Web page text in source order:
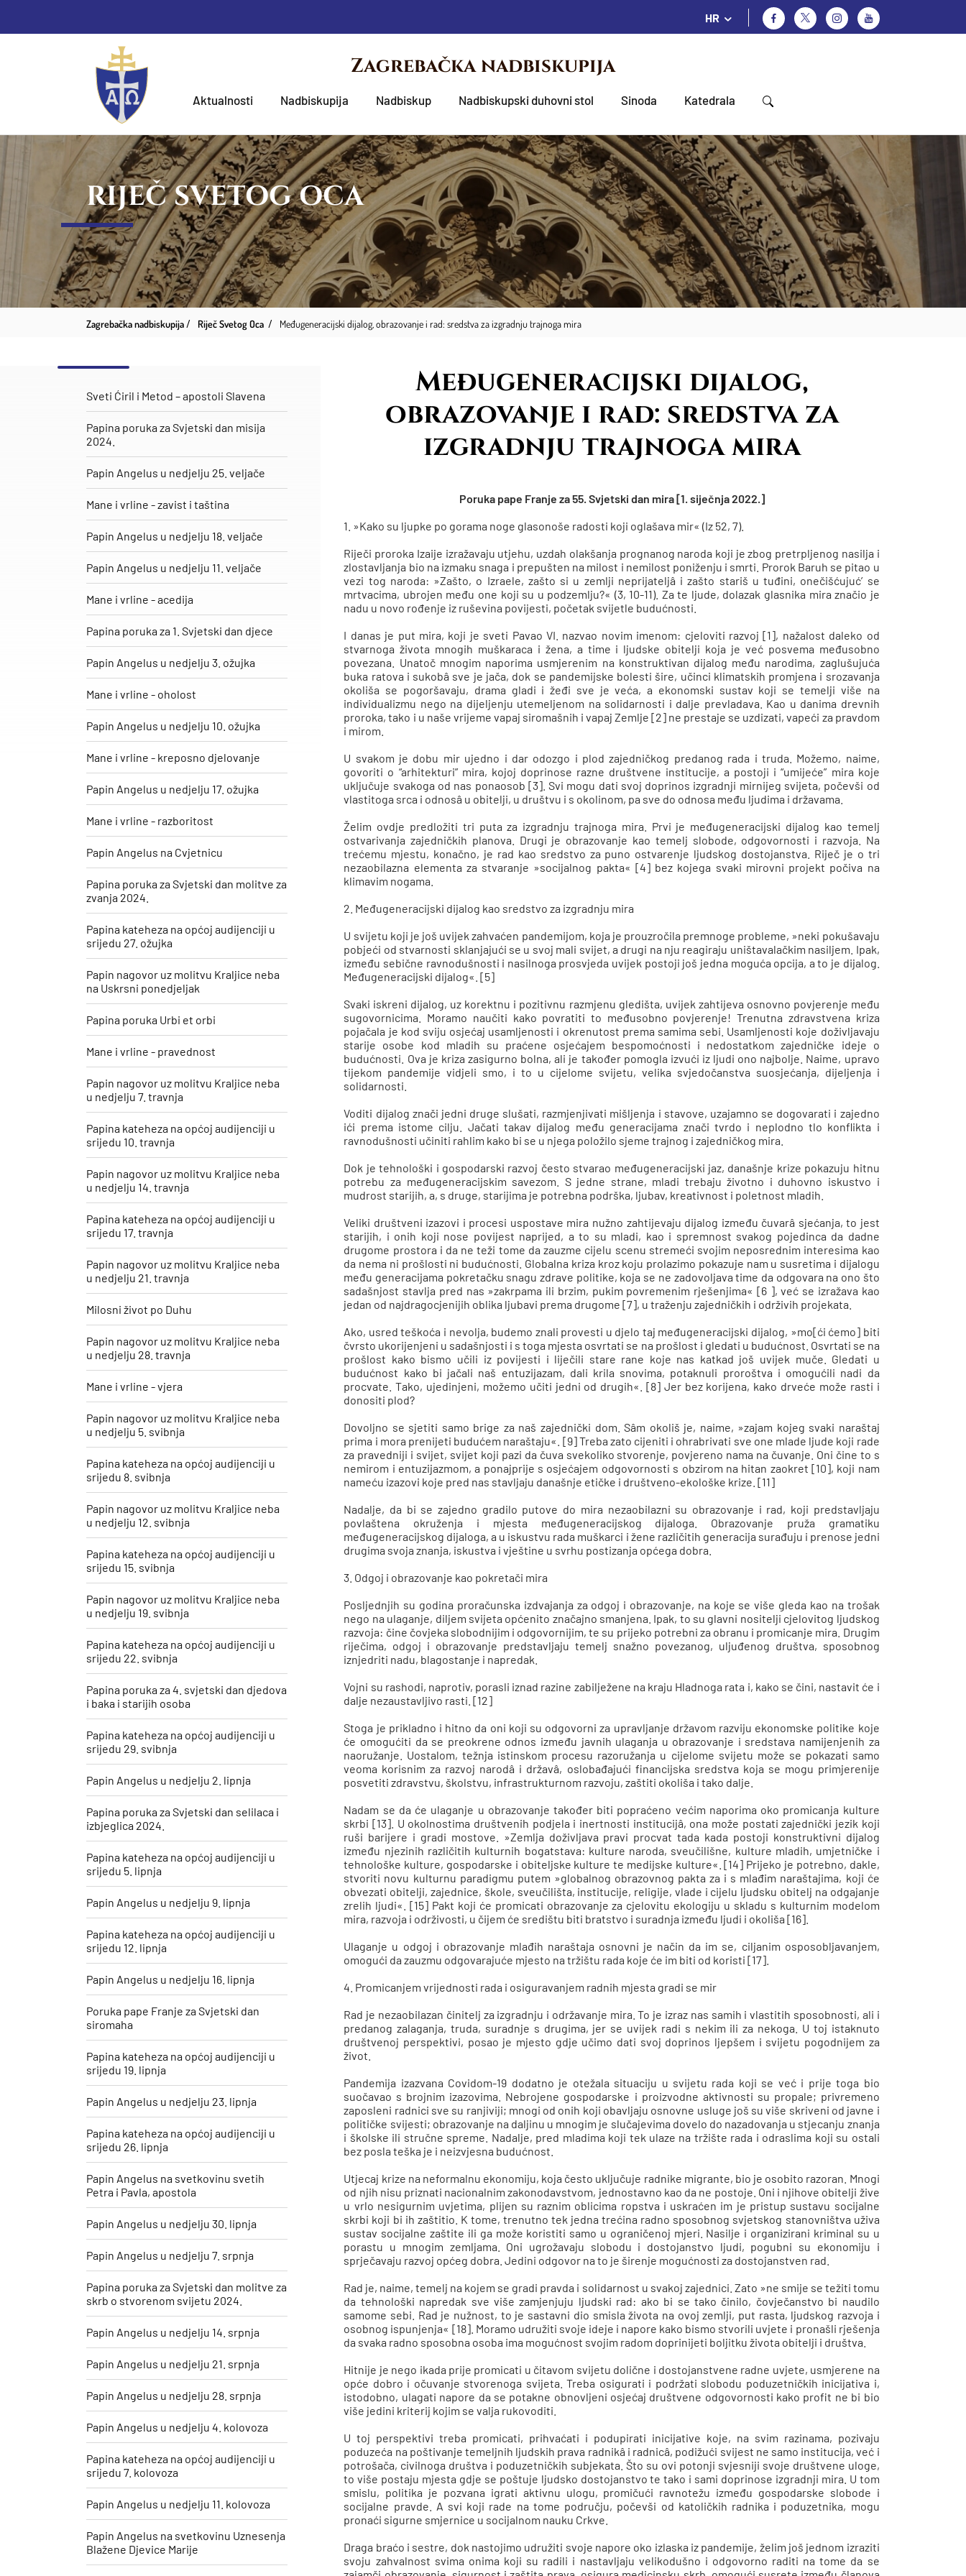
HR
Zagrebačka nadbiskupija
Aktualnosti Nadbiskupija Nadbiskup Nadbiskupski duhovni stol Sinoda Katedrala
RIJEČ SVETOG OCA
Zagrebačka nadbiskupija Riječ Svetog Oca Međugeneracijski dijalog, obrazovanje i rad: sredstva za izgradnju trajnoga mira
Sveti Ćiril i Metod – apostoli Slavena
Papina poruka za Svjetski dan misija
2024.
Papin Angelus u nedjelju 25. veljače
​Mane i vrline - zavist i taština
Papin Angelus u nedjelju 18. veljače
Papin Angelus u nedjelju 11. veljače
Mane i vrline - acedija
Papina poruka za 1. Svjetski dan djece
Papin Angelus u nedjelju 3. ožujka
Mane i vrline - oholost
Papin Angelus u nedjelju 10. ožujka
Mane i vrline - kreposno djelovanje
Papin Angelus u nedjelju 17. ožujka
Mane i vrline - razboritost
Papin Angelus na Cvjetnicu
Papina poruka za Svjetski dan molitve za
zvanja 2024.
Papina kateheza na općoj audijenciji u
srijedu 27. ožujka
Papin nagovor uz molitvu Kraljice neba
na Uskrsni ponedjeljak
Papina poruka Urbi et orbi
Mane i vrline - pravednost
Papin nagovor uz molitvu Kraljice neba
u nedjelju 7. travnja
Papina kateheza na općoj audijenciji u
srijedu 10. travnja
Papin nagovor uz molitvu Kraljice neba
u nedjelju 14. travnja
Papina kateheza na općoj audijenciji u
srijedu 17. travnja
Papin nagovor uz molitvu Kraljice neba
u nedjelju 21. travnja
Milosni život po Duhu
Papin nagovor uz molitvu Kraljice neba
u nedjelju 28. travnja
Mane i vrline - vjera
Papin nagovor uz molitvu Kraljice neba
u nedjelju 5. svibnja
Papina kateheza na općoj audijenciji u
srijedu 8. svibnja
Papin nagovor uz molitvu Kraljice neba
u nedjelju 12. svibnja
Papina kateheza na općoj audijenciji u
srijedu 15. svibnja
Papin nagovor uz molitvu Kraljice neba
u nedjelju 19. svibnja
Papina kateheza na općoj audijenciji u
srijedu 22. svibnja
Papina poruka za 4. svjetski dan djedova
i baka i starijih osoba
Papina kateheza na općoj audijenciji u
srijedu 29. svibnja
Papin Angelus u nedjelju 2. lipnja
Papina poruka za Svjetski dan selilaca i
izbjeglica 2024.
Papina kateheza na općoj audijenciji u
srijedu 5. lipnja
Papin Angelus u nedjelju 9. lipnja
Papina kateheza na općoj audijenciji u
srijedu 12. lipnja
Papin Angelus u nedjelju 16. lipnja
Poruka pape Franje za Svjetski dan
siromaha
Papina kateheza na općoj audijenciji u
srijedu 19. lipnja
Papin Angelus u nedjelju 23. lipnja
Papina kateheza na općoj audijenciji u
srijedu 26. lipnja
Papin Angelus na svetkovinu svetih
Petra i Pavla, apostola
Papin Angelus u nedjelju 30. lipnja
Papin Angelus u nedjelju 7. srpnja
Papina poruka za Svjetski dan molitve za
skrb o stvorenom svijetu 2024.
Papin Angelus u nedjelju 14. srpnja
Papin Angelus u nedjelju 21. srpnja
Papin Angelus u nedjelju 28. srpnja
Papin Angelus u nedjelju 4. kolovoza
Papina kateheza na općoj audijenciji u
srijedu 7. kolovoza
Papin Angelus u nedjelju 11. kolovoza
​Papin Angelus na svetkovinu Uznesenja
Blažene Djevice Marije
Međugeneracijski dijalog,
obrazovanje i rad: sredstva za
izgradnju trajnoga mira
Poruka pape Franje za 55. Svjetski dan mira [1. siječnja 2022.]
1. »Kako su ljupke po gorama noge glasonoše radosti koji oglašava mir« (Iz 52, 7).
Riječi proroka Izaije izražavaju utjehu, uzdah olakšanja prognanog naroda koji je zbog pretrpljenog nasilja i
zlostavljanja bio na izmaku snaga i prepušten na milost i nemilost poniženju i smrti. Prorok Baruh se pitao u
vezi tog naroda: »Zašto, o Izraele, zašto si u zemlji neprijateljâ i zašto stariš u tuđini, onečišćujuć’ se
mrtvacima, ubrojen među one koji su u podzemlju?« (3, 10-11). Za te ljude, dolazak glasnika mira značio je
nadu u novo rođenje iz ruševina povijesti, početak svijetle budućnosti.
I danas je put mira, koji je sveti Pavao VI. nazvao novim imenom: cjeloviti razvoj [1], nažalost daleko od
stvarnoga života mnogih muškaraca i žena, a time i ljudske obitelji koja je već posvema međusobno
povezana. Unatoč mnogim naporima usmjerenim na konstruktivan dijalog među narodima, zaglušujuća
buka ratova i sukobâ sve je jača, dok se pandemijske bolesti šire, učinci klimatskih promjena i srozavanja
okoliša se pogoršavaju, drama gladi i žeđi sve je veća, a ekonomski sustav koji se temelji više na
individualizmu nego na dijeljenju utemeljenom na solidarnosti i dalje prevladava. Kao u danima drevnih
proroka, tako i u naše vrijeme vapaj siromašnih i vapaj Zemlje [2] ne prestaje se uzdizati, vapeći za pravdom
i mirom.
U svakom je dobu mir ujedno i dar odozgo i plod zajedničkog predanog rada i truda. Možemo, naime,
govoriti o “arhitekturi” mira, kojoj doprinose razne društvene institucije, a postoji i “umijeće” mira koje
uključuje svakoga od nas ponaosob [3]. Svi mogu dati svoj doprinos izgradnji mirnijeg svijeta, počevši od
vlastitoga srca i odnosâ u obitelji, u društvu i s okolinom, pa sve do odnosa među ljudima i državama.
Želim ovdje predložiti tri puta za izgradnju trajnoga mira. Prvi je međugeneracijski dijalog kao temelj
ostvarivanja zajedničkih planova. Drugi je obrazovanje kao temelj slobode, odgovornosti i razvoja. Na
trećemu mjestu, konačno, je rad kao sredstvo za puno ostvarenje ljudskog dostojanstva. Riječ je o tri
nezaobilazna elementa za stvaranje »socijalnog pakta« [4] bez kojega svaki mirovni projekt počiva na
klimavim nogama.
2. Međugeneracijski dijalog kao sredstvo za izgradnju mira
U svijetu koji je još uvijek zahvaćen pandemijom, koja je prouzročila premnoge probleme, »neki pokušavaju
pobjeći od stvarnosti sklanjajući se u svoj mali svijet, a drugi na nju reagiraju uništavalačkim nasiljem. Ipak,
između sebične ravnodušnosti i nasilnoga prosvjeda uvijek postoji još jedna moguća opcija, a to je dijalog.
Međugeneracijski dijalog«. [5]
Svaki iskreni dijalog, uz korektnu i pozitivnu razmjenu gledišta, uvijek zahtijeva osnovno povjerenje među
sugovornicima. Moramo naučiti kako povratiti to međusobno povjerenje! Trenutna zdravstvena kriza
pojačala je kod sviju osjećaj usamljenosti i okrenutost prema samima sebi. Usamljenosti koje doživljavaju
starije osobe kod mladih su praćene osjećajem bespomoćnosti i nedostatkom zajedničke ideje o
budućnosti. Ova je kriza zasigurno bolna, ali je također pomogla izvući iz ljudi ono najbolje. Naime, upravo
tijekom pandemije vidjeli smo, i to u cijelome svijetu, velika svjedočanstva suosjećanja, dijeljenja i
solidarnosti.
Voditi dijalog znači jedni druge slušati, razmjenjivati mišljenja i stavove, uzajamno se dogovarati i zajedno
ići prema istome cilju. Jačati takav dijalog među generacijama znači tvrdo i neplodno tlo konflikta i
ravnodušnosti učiniti rahlim kako bi se u njega položilo sjeme trajnog i zajedničkog mira.
Dok je tehnološki i gospodarski razvoj često stvarao međugeneracijski jaz, današnje krize pokazuju hitnu
potrebu za međugeneracijskim savezom. S jedne strane, mladi trebaju životno i duhovno iskustvo i
mudrost starijih, a, s druge, starijima je potrebna podrška, ljubav, kreativnost i poletnost mladih.
Veliki društveni izazovi i procesi uspostave mira nužno zahtijevaju dijalog između čuvarâ sjećanja, to jest
starijih, i onih koji nose povijest naprijed, a to su mladi, kao i spremnost svakog pojedinca da dadne
drugome prostora i da ne teži tome da zauzme cijelu scenu stremeći svojim neposrednim interesima kao
da nema ni prošlosti ni budućnosti. Globalna kriza kroz koju prolazimo pokazuje nam u susretima i dijalogu
među generacijama pokretačku snagu zdrave politike, koja se ne zadovoljava time da odgovara na ono što
sadašnjost stavlja pred nas »zakrpama ili brzim, pukim povremenim rješenjima« [6 ], već se izražava kao
jedan od najdragocjenijih oblika ljubavi prema drugome [7], u traženju zajedničkih i održivih projekata.
Ako, usred teškoća i nevolja, budemo znali provesti u djelo taj međugeneracijski dijalog, »mo[ći ćemo] biti
čvrsto ukorijenjeni u sadašnjosti i s toga mjesta osvrtati se na prošlost i gledati u budućnost. Osvrtati se na
prošlost kako bismo učili iz povijesti i liječili stare rane koje nas katkad još uvijek muče. Gledati u
budućnost kako bi jačali naš entuzijazam, dali krila snovima, potaknuli proroštva i omogućili nadi da
procvate. Tako, ujedinjeni, možemo učiti jedni od drugih«. [8] Jer bez korijena, kako drveće može rasti i
donositi plod?
Dovoljno se sjetiti samo brige za naš zajednički dom. Sâm okoliš je, naime, »zajam kojeg svaki naraštaj
prima i mora prenijeti budućem naraštaju«. [9] Treba zato cijeniti i ohrabrivati sve one mlade ljude koji rade
za pravedniji i svijet, svijet koji pazi da čuva svekoliko stvorenje, povjereno nama na čuvanje. Oni čine to s
nemirom i entuzijazmom, a ponajprije s osjećajem odgovornosti s obzirom na hitan zaokret [10], koji nam
nameću izazovi koje pred nas stavljaju današnje etičke i društveno-ekološke krize. [11]
Nadalje, da bi se zajedno gradilo putove do mira nezaobilazni su obrazovanje i rad, koji predstavljaju
povlaštena okruženja i mjesta međugeneracijskog dijaloga. Obrazovanje pruža gramatiku
međugeneracijskog dijaloga, a u iskustvu rada muškarci i žene različitih generacija surađuju i prenose jedni
drugima svoja znanja, iskustva i vještine u svrhu postizanja općega dobra.
3. Odgoj i obrazovanje kao pokretači mira
Posljednjih su godina proračunska izdvajanja za odgoj i obrazovanje, na koje se više gleda kao na trošak
nego na ulaganje, diljem svijeta općenito značajno smanjena. Ipak, to su glavni nositelji cjelovitog ljudskog
razvoja: čine čovjeka slobodnijim i odgovornijim, te su prijeko potrebni za obranu i promicanje mira. Drugim
riječima, odgoj i obrazovanje predstavljaju temelj snažno povezanog, uljuđenog društva, sposobnog
iznjedriti nadu, blagostanje i napredak.
Vojni su rashodi, naprotiv, porasli iznad razine zabilježene na kraju Hladnoga rata i, kako se čini, nastavit će i
dalje nezaustavljivo rasti. [12]
Stoga je prikladno i hitno da oni koji su odgovorni za upravljanje državom razviju ekonomske politike koje
će omogućiti da se preokrene odnos između javnih ulaganja u obrazovanje i sredstava namijenjenih za
naoružanje. Uostalom, težnja istinskom procesu razoružanja u cijelome svijetu može se pokazati samo
veoma korisnim za razvoj narodâ i državâ, oslobađajući financijska sredstva koja se mogu primjerenije
posvetiti zdravstvu, školstvu, infrastrukturnom razvoju, zaštiti okoliša i tako dalje.
Nadam se da će ulaganje u obrazovanje također biti popraćeno većim naporima oko promicanja kulture
skrbi [13]. U okolnostima društvenih podjela i inertnosti institucijâ, ona može postati zajednički jezik koji
ruši barijere i gradi mostove. »Zemlja doživljava pravi procvat tada kada postoji konstruktivni dijalog
između njezinih različitih kulturnih bogatstava: kulture naroda, sveučilišne, kulture mladih, umjetničke i
tehnološke kulture, gospodarske i obiteljske kulture te medijske kulture«. [14] Prijeko je potrebno, dakle,
stvoriti novu kulturnu paradigmu putem »globalnog obrazovnog pakta za i s mlađim naraštajima, koji će
obvezati obitelji, zajednice, škole, sveučilišta, institucije, religije, vlade i cijelu ljudsku obitelj na odgajanje
zrelih ljudi«. [15] Pakt koji će promicati obrazovanje za cjelovitu ekologiju u skladu s kulturnim modelom
mira, razvoja i održivosti, u čijem će središtu biti bratstvo i suradnja između ljudi i okoliša [16].
Ulaganje u odgoj i obrazovanje mlađih naraštaja osnovni je način da im se, ciljanim osposobljavanjem,
omogući da zauzmu odgovarajuće mjesto na tržištu rada koje će im biti od koristi [17].
4. Promicanjem vrijednosti rada i osiguravanjem radnih mjesta gradi se mir
Rad je nezaobilazan činitelj za izgradnju i održavanje mira. To je izraz nas samih i vlastitih sposobnosti, ali i
predanog zalaganja, truda, suradnje s drugima, jer se uvijek radi s nekim ili za nekoga. U toj istaknuto
društvenoj perspektivi, posao je mjesto gdje učimo dati svoj doprinos ljepšem i svijetu pogodnijem za
život.
Pandemija izazvana Covidom-19 dodatno je otežala situaciju u svijetu rada koji se već i prije toga bio
suočavao s brojnim izazovima. Nebrojene gospodarske i proizvodne aktivnosti su propale; privremeno
zaposleni radnici sve su ranjiviji; mnogi od onih koji obavljaju osnovne usluge još su više skriveni od javne i
političke svijesti; obrazovanje na daljinu u mnogim je slučajevima dovelo do nazadovanja u stjecanju znanja
i školske ili stručne spreme. Nadalje, pred mladima koji tek ulaze na tržište rada i odraslima koji su ostali
bez posla teška je i neizvjesna budućnost.
Utjecaj krize na neformalnu ekonomiju, koja često uključuje radnike migrante, bio je osobito razoran. Mnogi
od njih nisu priznati nacionalnim zakonodavstvom, jednostavno kao da ne postoje. Oni i njihove obitelji žive
u vrlo nesigurnim uvjetima, plijen su raznim oblicima ropstva i uskraćen im je pristup sustavu socijalne
skrbi koji bi ih zaštitio. K tome, trenutno tek jedna trećina radno sposobnog svjetskog stanovništva uživa
sustav socijalne zaštite ili ga može koristiti samo u ograničenoj mjeri. Nasilje i organizirani kriminal su u
porastu u mnogim zemljama. Oni ugrožavaju slobodu i dostojanstvo ljudi, pogubni su ekonomiju i
sprječavaju razvoj općeg dobra. Jedini odgovor na to je širenje mogućnosti za dostojanstven rad.
Rad je, naime, temelj na kojem se gradi pravda i solidarnost u svakoj zajednici. Zato »ne smije se težiti tomu
da tehnološki napredak sve više zamjenjuju ljudski rad: ako bi se tako činilo, čovječanstvo bi naudilo
samome sebi. Rad je nužnost, to je sastavni dio smisla života na ovoj zemlji, put rasta, ljudskog razvoja i
osobnog ispunjenja« [18]. Moramo udružiti svoje ideje i napore kako bismo stvorili uvjete i pronašli rješenja
da svaka radno sposobna osoba ima mogućnost svojim radom doprinijeti boljitku života obitelji i društva.
Hitnije je nego ikada prije promicati u čitavom svijetu dolične i dostojanstvene radne uvjete, usmjerene na
opće dobro i očuvanje stvorenoga svijeta. Treba osigurati i podržati slobodu poduzetničkih inicijativa i,
istodobno, ulagati napore da se potakne obnovljeni osjećaj društvene odgovornosti kako profit ne bi bio
više jedini kriterij kojim se valja rukovoditi.
U toj perspektivi treba promicati, prihvaćati i podupirati inicijative koje, na svim razinama, pozivaju
poduzeća na poštivanje temeljnih ljudskih prava radnikâ i radnicâ, podižući svijest ne samo institucija, već i
potrošača, civilnoga društva i poduzetničkih subjekata. Što su ovi potonji svjesniji svoje društvene uloge,
to više postaju mjesta gdje se poštuje ljudsko dostojanstvo te tako i sami doprinose izgradnji mira. U tom
smislu, politika je pozvana igrati aktivnu ulogu, promičući ravnotežu između gospodarske slobode i
socijalne pravde. A svi koji rade na tome području, počevši od katoličkih radnika i poduzetnika, mogu
pronaći sigurne smjernice u socijalnom nauku Crkve.
Draga braćo i sestre, dok nastojimo udružiti svoje napore oko izlaska iz pandemije, želim još jednom izraziti
svoju zahvalnost svima onima koji su radili i nastavljaju velikodušno i odgovorno raditi na tome da se